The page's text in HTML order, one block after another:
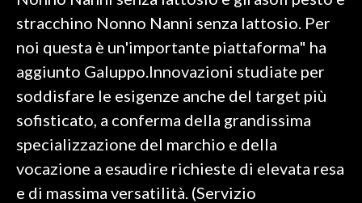
stracchino Nonno Nanni senza lattosio. Per
noi questa è un'importante piattaforma" ha
aggiunto Galuppo.Innovazioni studiate per
soddisfare le esigenze anche del target più
sofisticato, a conferma della grandissima
specializzazione del marchio e della
vocazione a esaudire richieste di elevata resa
e di massima versatilità. (Servizio